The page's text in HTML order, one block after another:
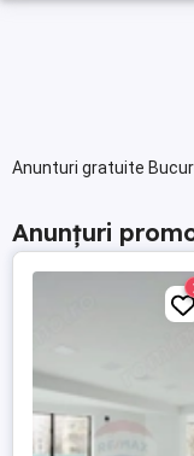
Anunturi gratuite
Anunțuri